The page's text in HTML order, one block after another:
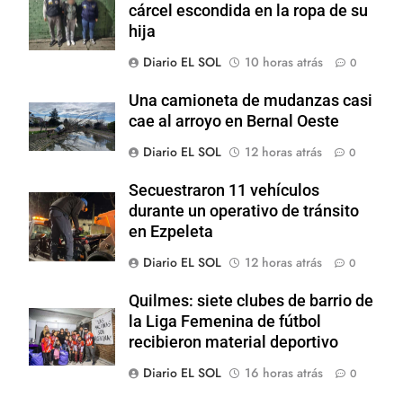
cárcel escondida en la ropa de su
hija
Diario EL SOL
10 horas atrás 0
Una camioneta de mudanzas casi
cae al arroyo en Bernal Oeste
Diario EL SOL
12 horas atrás 0
Secuestraron 11 vehículos
durante un operativo de tránsito
en Ezpeleta
Diario EL SOL
12 horas atrás 0
Quilmes: siete clubes de barrio de
la Liga Femenina de fútbol
recibieron material deportivo
Diario EL SOL
16 horas atrás 0